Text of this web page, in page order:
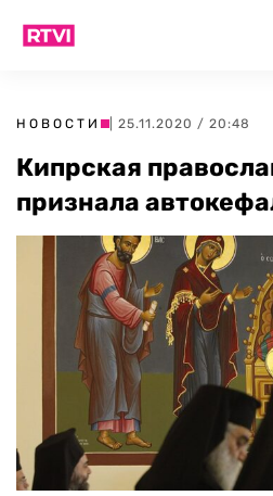
НОВОСТИ | 25.11.2020 / 20:48
Кипрская
признала